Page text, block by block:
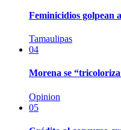
Feminicidios golpean
Tamaulipas
04
Morena se
Opinion
05